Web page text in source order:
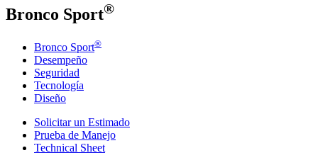
Bronco Sport®
Bronco Sport®
Desempeño
Seguridad
Tecnología
Diseño
Solicitar un Estimado
Prueba de Manejo
Technical Sheet